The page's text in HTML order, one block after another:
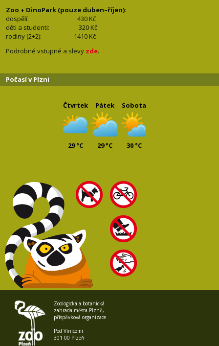
Zoo + DinoPark (pouze duben–říjen):
dospělí: 430 Kč
děti a studenti: 320 Kč
rodiny (2+2): 1410 Kč
Podrobné vstupné a slevy zde.
Počasí v Plzni
Čtvrtek
29 °C
Pátek
29 °C
Sobota
30 °C
Zoologická a botanická
zahrada města Plzně,
příspěvková organizace
Pod Vinicemi
301 00 Plzeň